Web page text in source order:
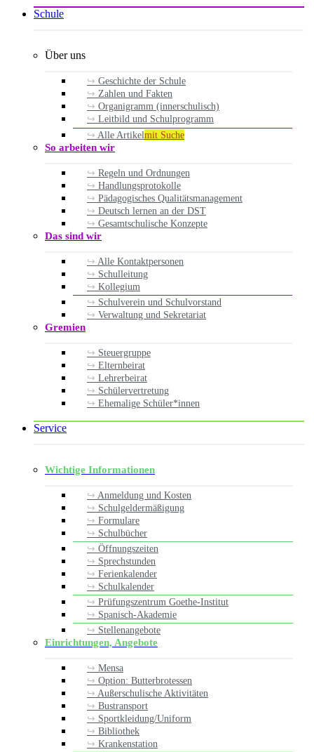
Schule
Über uns
Geschichte der Schule
Zahlen und Fakten
Organigramm (innerschulisch)
Leitbild und Schulprogramm
Alle Artikelmit Suche
So arbeiten wir
Regeln und Ordnungen
Handlungsprotokolle
Pädagogisches Qualitätsmanagement
Deutsch lernen an der DST
Gesamtschulische Konzepte
Das sind wir
Alle Kontaktpersonen
Schulleitung
Kollegium
Schulverein und Schulvorstand
Verwaltung und Sekretariat
Gremien
Steuergruppe
Elternbeirat
Lehrerbeirat
Schülervertretung
Ehemalige Schüler*innen
Service
Wichtige Informationen
Anmeldung und Kosten
Schulgeldermäßigung
Formulare
Schulbücher
Öffnungszeiten
Sprechstunden
Ferienkalender
Schulkalender
Prüfungszentrum Goethe-Institut
Spanisch-Akademie
Stellenangebote
Einrichtungen, Angebote
Mensa
Option: Butterbrotessen
Außerschulische Aktivitäten
Bustransport
Sportkleidung/Uniform
Bibliothek
Krankenstation